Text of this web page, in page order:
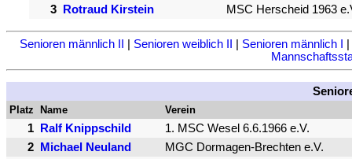
3
Rotraud Kirstein MSC Herscheid 1963
Senioren männlich II Senioren weiblich II Senioren männlich I
Platz Name Verein
1 Ralf Knippschild
1. MSC Wesel 6.6.1966 e.V.
2
Michael Neuland
MGC Dormagen-Brechten e.V.